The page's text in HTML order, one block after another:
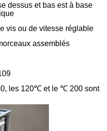
dessus et bas est à base
vis ou de vitesse réglable
assemblés
les 120℃ et le ℃ 200 sont